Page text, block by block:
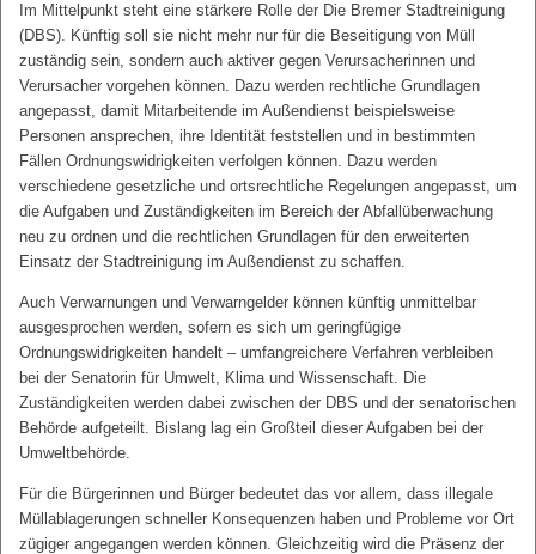
Im Mittelpunkt steht eine stärkere Rolle der Die Bremer Stadtreinigung
(DBS). Künftig soll sie nicht mehr nur für die Beseitigung von Müll
zuständig sein, sondern auch aktiver gegen Verursacherinnen und
Verursacher vorgehen können. Dazu werden rechtliche Grundlagen
angepasst, damit Mitarbeitende im Außendienst beispielsweise
Personen ansprechen, ihre Identität feststellen und in bestimmten
Fällen Ordnungswidrigkeiten verfolgen können. Dazu werden
verschiedene gesetzliche und ortsrechtliche Regelungen angepasst, um
die Aufgaben und Zuständigkeiten im Bereich der Abfallüberwachung
neu zu ordnen und die rechtlichen Grundlagen für den erweiterten
Einsatz der Stadtreinigung im Außendienst zu schaffen.
Auch Verwarnungen und Verwarngelder können künftig unmittelbar
ausgesprochen werden, sofern es sich um geringfügige
Ordnungswidrigkeiten handelt – umfangreichere Verfahren verbleiben
bei der Senatorin für Umwelt, Klima und Wissenschaft. Die
Zuständigkeiten werden dabei zwischen der DBS und der senatorischen
Behörde aufgeteilt. Bislang lag ein Großteil dieser Aufgaben bei der
Umweltbehörde.
Für die Bürgerinnen und Bürger bedeutet das vor allem, dass illegale
Müllablagerungen schneller Konsequenzen haben und Probleme vor Ort
zügiger angegangen werden können. Gleichzeitig wird die Präsenz der